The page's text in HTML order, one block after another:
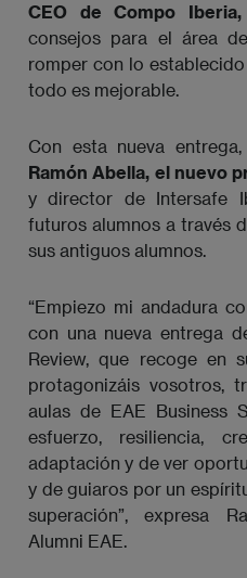
CEO de Compo Iberia,
consejos para el área
romper con lo
todo es mejorable.
Con esta nueva
Ramón Abella, el nuevo
y director de Intersafe
futuros alumnos a través
sus antiguos alumnos.
“Empiezo mi andadura
con una nueva entrega
Review, que recoge en
protagonizáis vosotros,
aulas de EAE Business
esfuerzo, resiliencia,
adaptación y de ver
y de guiaros por un
superación”, expresa
Alumni EAE.